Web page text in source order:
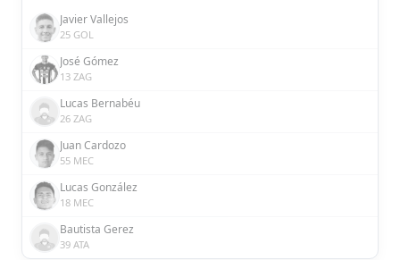
Javier Vallejos
25 GOL
José Gómez
13 ZAG
Lucas Bernabéu
26 ZAG
Juan Cardozo
55 MEC
Lucas González
18 MEC
Bautista Gerez
39 ATA